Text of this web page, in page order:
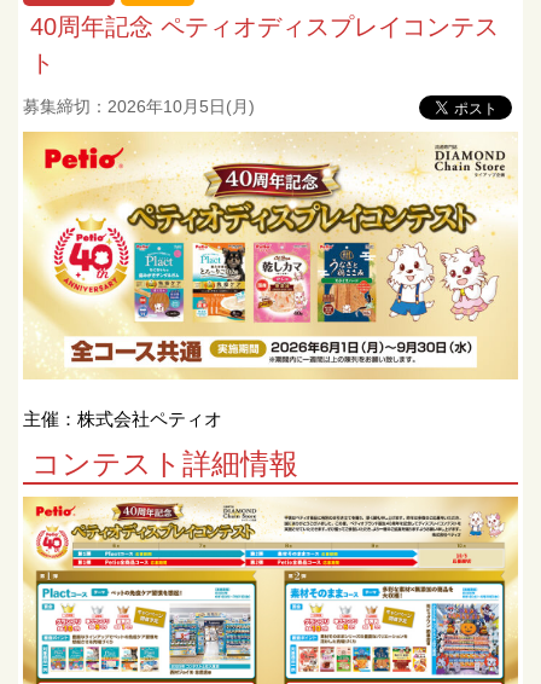
40周年記念 ペティオディスプレイコンテス
ト
募集締切：2026年10月5日(月)
主催：株式会社ペティオ
コンテスト詳細情報